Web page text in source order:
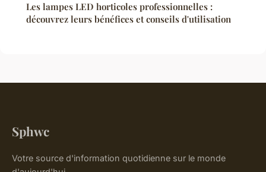
Les lampes LED horticoles professionnelles :
découvrez leurs bénéfices et conseils d'utilisation
Sphwc
Votre source d'information quotidienne sur le monde